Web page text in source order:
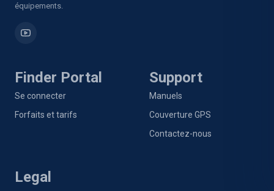
équipements.
Finder Portal
Se connecter
Forfaits et tarifs
Support
Manuels
Couverture GPS
Contactez-nous
Legal